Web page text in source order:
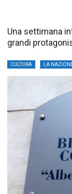
Una settimana
grandi
CULTURA LA